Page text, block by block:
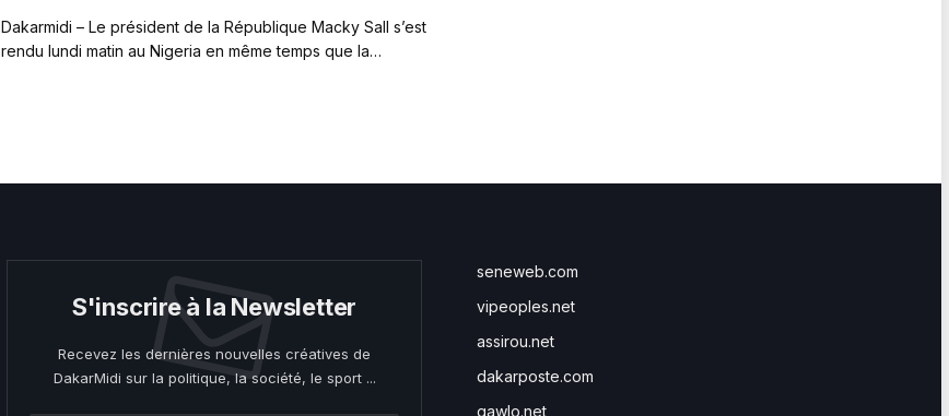
Dakarmidi – Le président de la République Macky Sall s’est
rendu lundi matin au Nigeria en même temps que la…
S'inscrire à la Newsletter
Recevez les dernières nouvelles créatives de
DakarMidi sur la politique, la société, le sport ...
seneweb.com
vipeoples.net
assirou.net
dakarposte.com
gawlo.net